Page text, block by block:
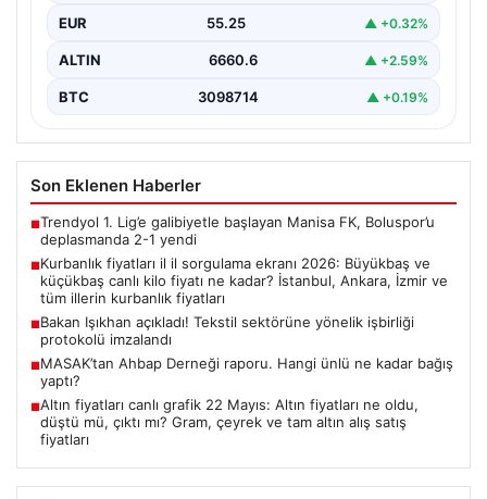
EUR 55.25 ▲ +0.32%
ALTIN 6660.6 ▲ +2.59%
BTC 3098714 ▲ +0.19%
Son Eklenen Haberler
■Trendyol 1. Lig’e galibiyetle başlayan Manisa FK, Boluspor’u
deplasmanda 2-1 yendi
■Kurbanlık fiyatları il il sorgulama ekranı 2026: Büyükbaş ve
küçükbaş canlı kilo fiyatı ne kadar? İstanbul, Ankara, İzmir ve
tüm illerin kurbanlık fiyatları
■Bakan Işıkhan açıkladı! Tekstil sektörüne yönelik işbirliği
protokolü imzalandı
■MASAK’tan Ahbap Derneği raporu. Hangi ünlü ne kadar bağış
yaptı?
■Altın fiyatları canlı grafik 22 Mayıs: Altın fiyatları ne oldu,
düştü mü, çıktı mı? Gram, çeyrek ve tam altın alış satış
fiyatları